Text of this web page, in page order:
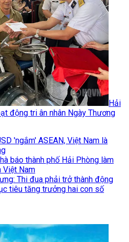
Hải
động tri ân nhân Ngày Thương
'ngắm' ASEAN, Việt Nam là
báo thành phố Hải Phòng làm
Việt Nam
Thi đua phải trở thành động
tiêu tăng trưởng hai con số